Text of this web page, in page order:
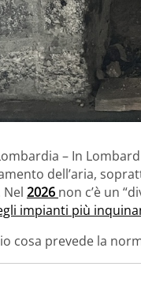
– In
dell’aria,
Nel 2026 non c’è un
impianti più
cosa prevede la